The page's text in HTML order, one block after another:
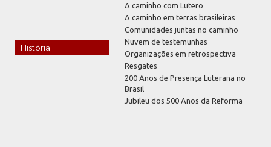
História
A caminho com Lutero
A caminho em terras brasileiras
Comunidades juntas no caminho
Nuvem de testemunhas
Organizações em retrospectiva
Resgates
200 Anos de Presença Luterana no
Brasil
Jubileu dos 500 Anos da Reforma